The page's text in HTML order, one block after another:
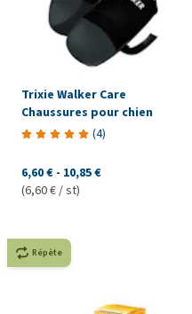
Trixie Walker Care
Chaussures pour chien
(4)
6,60 € - 10,85 €
(6,60 € / st)
Répète